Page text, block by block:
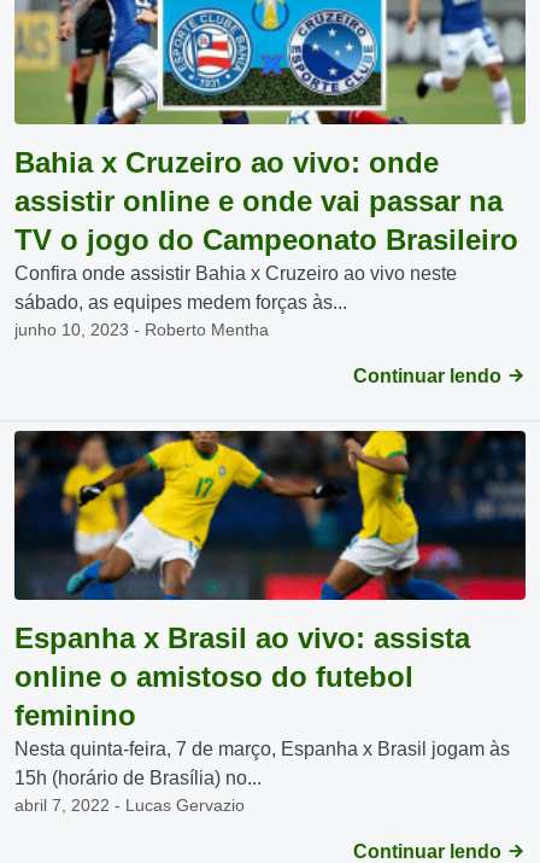
Bahia x Cruzeiro ao vivo: onde
assistir online e onde vai passar na
TV o jogo do Campeonato Brasileiro
Confira onde assistir Bahia x Cruzeiro ao vivo neste
sábado, as equipes medem forças às...
junho 10, 2023 - Roberto Mentha
Continuar lendo
Espanha x Brasil ao vivo: assista
online o amistoso do futebol
feminino
Nesta quinta-feira, 7 de março, Espanha x Brasil jogam às
15h (horário de Brasília) no...
abril 7, 2022 - Lucas Gervazio
Continuar lendo